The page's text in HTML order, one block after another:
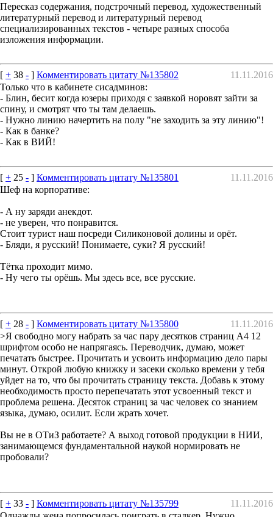
Пересказ содержания, подстрочный перевод, художественный
литературный перевод и литературный перевод
специализированных текстов - четыре разных способа
изложения информации.
[ + 38 - ] Комментировать цитату №135802
11.11.2016
Только что в кабинете сисадминов:
- Блин, бесит когда юзеры приходя с заявкой норовят зайти за
спину, и смотрят что ты там делаешь.
- Нужно линию начертить на полу "не заходить за эту линию"!
- Как в банке?
- Как в ВИЙ!
[ + 25 - ] Комментировать цитату №135801
11.11.2016
Шеф на корпоративе:
- А ну заряди анекдот.
- не уверен, что понравится.
Стоит турист наш посреди Силиконовой долины и орёт.
- Бляди, я русский! Понимаете, суки? Я русский!
Тётка проходит мимо.
- Ну чего ты орёшь. Мы здесь все, все русские.
[ + 28 - ] Комментировать цитату №135800
11.11.2016
>Я свободно могу набрать за час пару десятков страниц А4 12
шрифтом особо не напрягаясь. Переводчик, думаю, может
печатать быстрее. Прочитать и усвоить информацию дело пары
минут. Открой любую книжку и засеки сколько времени у тебя
уйдет на то, что бы прочитать страницу текста. Добавь к этому
необходимость просто перепечатать этот усвоенный текст и
проблема решена. Десяток страниц за час человек со знанием
языка, думаю, осилит. Если жрать хочет.
Вы не в ОТиЗ работаете? А выход готовой продукции в НИИ,
занимающемся фундаментальной наукой нормировать не
пробовали?
[ + 33 - ] Комментировать цитату №135799
11.11.2016